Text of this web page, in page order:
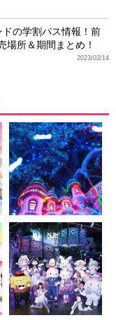
ドの学割パス情報！前
場所＆期間まとめ！
2023/02/14